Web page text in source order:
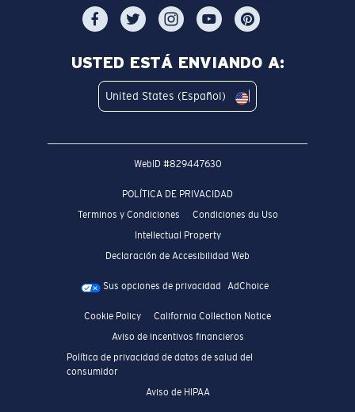
USTED ESTÁ ENVIANDO A:
United States (Español)
WebID #829447630
POLÍTICA DE PRIVACIDAD
Terminos y Condiciones
Condiciones du Uso
Intellectual Property
Declaración de Accesibilidad Web
Sus opciones de privacidad AdChoice
Cookie Policy
California Collection Notice
Aviso de incentivos financieros
Política de privacidad de datos de salud del
consumidor
Aviso de HIPAA